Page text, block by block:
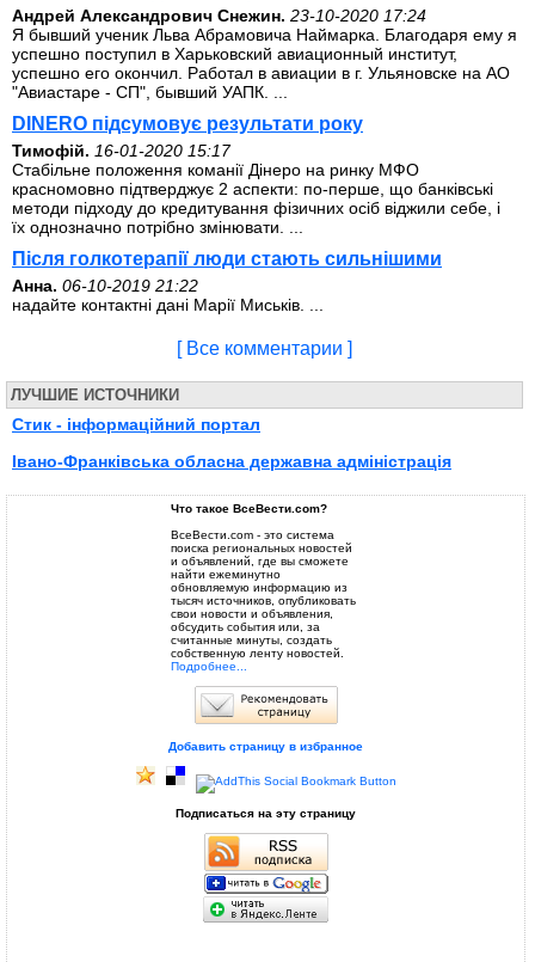
Андрей Александрович Снежин. 23-10-2020 17:24
Я бывший ученик Льва Абрамовича Наймарка. Благодаря ему я
успешно поступил в Харьковский авиационный институт,
успешно его окончил. Работал в авиации в г. Ульяновске на АО
"Авиастаре - СП", бывший УАПК. ...
DINERO підсумовує результати року
Тимофій. 16-01-2020 15:17
Стабільне положення команії Дінеро на ринку МФО
красномовно підтверджує 2 аспекти: по-перше, що банківські
методи підходу до кредитування фізичних осіб віджили себе, і
їх однозначно потрібно змінювати. ...
Після голкотерапії люди стають сильнішими
Анна. 06-10-2019 21:22
надайте контактні дані Марії Миськів. ...
[ Все комментарии ]
ЛУЧШИЕ ИСТОЧНИКИ
Стик - інформаційний портал
Івано-Франківська обласна державна адміністрація
Что такое ВсеВести.com?
ВсеВести.com - это система
поиска региональных новостей
и объявлений, где вы сможете
найти ежеминутно
обновляемую информацию из
тысяч источников, опубликовать
свои новости и объявления,
обсудить события или, за
считанные минуты, создать
собственную ленту новостей.
Подробнее...
Добавить страницу в избранное
Подписаться на эту страницу